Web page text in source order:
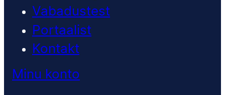
Vabadustest
Portaalist
Kontakt
Minu konto